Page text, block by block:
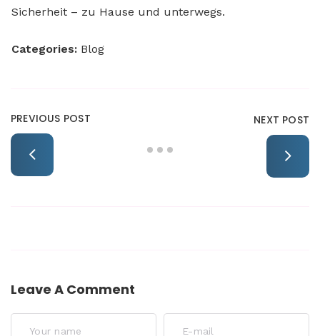
Sicherheit – zu Hause und unterwegs.
Categories: Blog
PREVIOUS POST NEXT POST
Leave A Comment